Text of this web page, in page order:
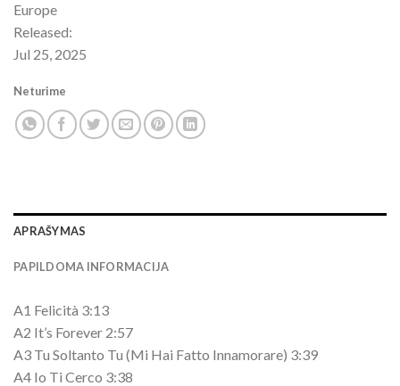
Europe
Released:
Jul 25, 2025
Neturime
APRAŠYMAS
PAPILDOMA INFORMACIJA
A1 Felicità 3:13
A2 It’s Forever 2:57
A3 Tu Soltanto Tu (Mi Hai Fatto Innamorare) 3:39
A4 Io Ti Cerco 3:38